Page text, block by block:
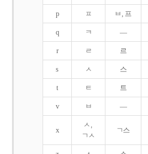
p ㅍ ㅂ, 프
q ㅋ ―
r ㄹ 르
s ㅅ 스
t ㅌ 트
v ㅂ ―
x
ㅅ,
ㄱㅅ
ㄱ스